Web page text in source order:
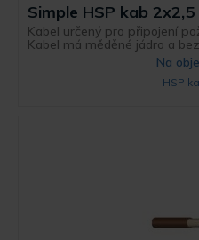
Simple HSP kab
Kabel určený pro připojení
Kabel má měděné jádro a
Na
HSP